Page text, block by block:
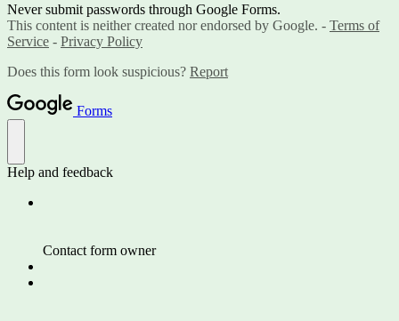
Never submit passwords through Google Forms.
This content is neither created nor endorsed by Google. - Terms of
Service - Privacy Policy
Does this form look suspicious? Report
Forms
Help and feedback
Contact form owner